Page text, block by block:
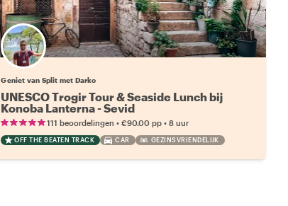
Geniet van Split met Darko
UNESCO Trogir Tour & Seaside Lunch bij
Konoba Lanterna - Sevid
111 beoordelingen •€90.00 pp •8 uur
OFF THE BEATEN TRACK CAR GEZINSVRIENDELIJK